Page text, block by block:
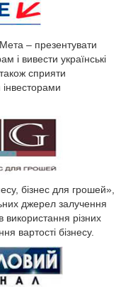
– презентувати
і вивести українські
сприяти
бізнес для грошей»,
джерел залучення
використання різних
вартості бізнесу.